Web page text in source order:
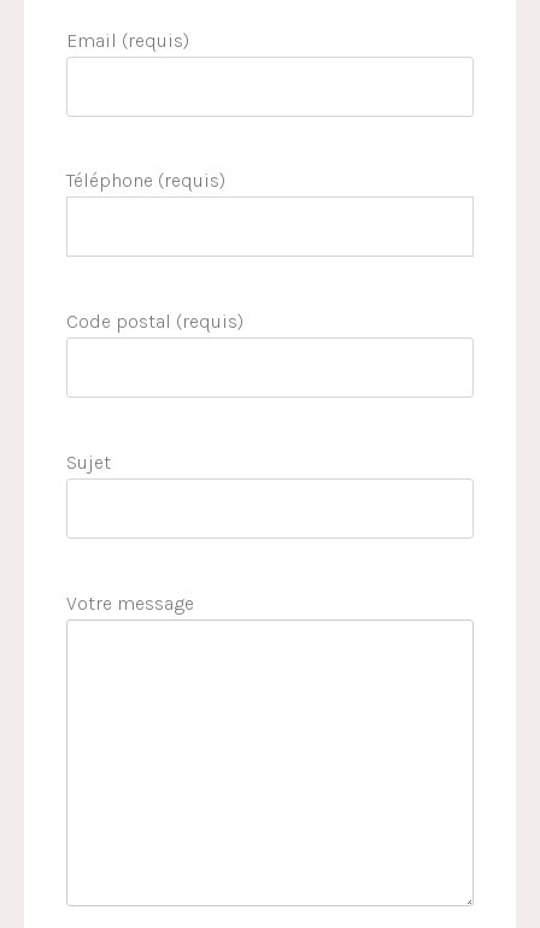
Email (requis)
Téléphone (requis)
Code postal (requis)
Sujet
Votre message